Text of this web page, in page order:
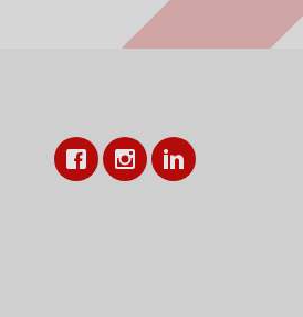
FacebookInstagram